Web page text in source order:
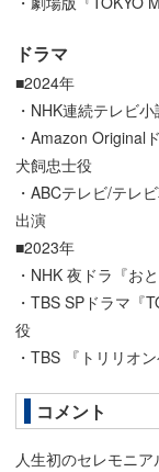
ドラマ
■2024年
・NHK連続テレビ
・Amazon Original
犬飼忠士役
・ABCテレビ/テレ
出演
■2023年
・NHK 夜ドラ『お
・TBS SPドラマ『
役
・TBS 『トリリオ
コメント
人生初のセレモニア